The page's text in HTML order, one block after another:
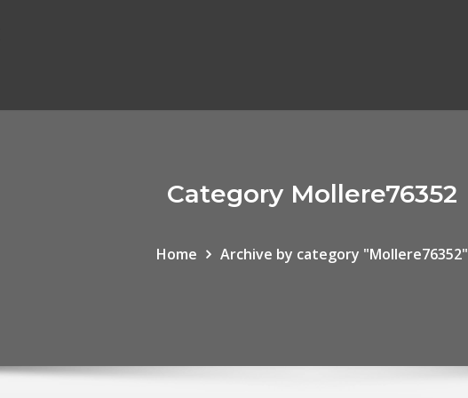
Category Mollere76352
Home Archive by category "Mollere76352"